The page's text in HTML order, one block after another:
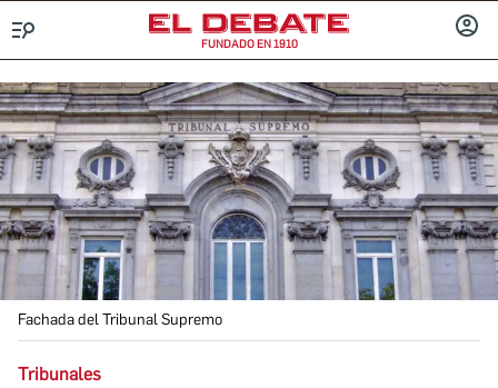
FUNDADO EN 1910
Fachada del Tribunal Supremo
Tribunales